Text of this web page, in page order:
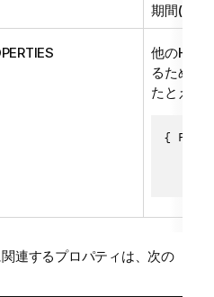
期間(ミリ
他の
るための
たとえば
{
連するプロパティは、次の